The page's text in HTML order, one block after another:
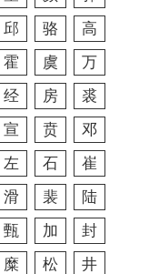
邱 骆
高
霍 虞
万
经 房
裘
宣 贲
邓
左 石
崔
滑 裴
陆
甄 加
封
糜 松
井